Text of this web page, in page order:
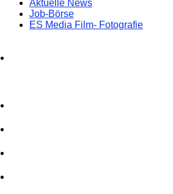
Inhalt
springen
Aktuelle News
Job-Börse
ES Media Film- Fotografie